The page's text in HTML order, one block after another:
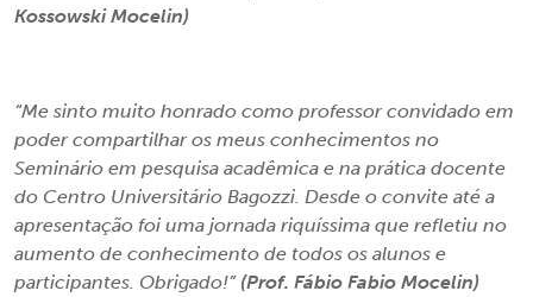
Kossowski Mocelin)
“Me sinto muito honrado como professor convidado em
poder compartilhar os meus conhecimentos no
Seminário em pesquisa acadêmica e na prática docente
do Centro Universitário Bagozzi. Desde o convite até a
apresentação foi uma jornada riquíssima que refletiu no
aumento de conhecimento de todos os alunos e
participantes. Obrigado!” (Prof. Fábio Fabio Mocelin)